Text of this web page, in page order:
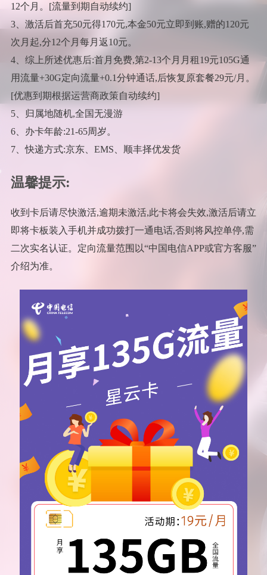
12个月。[流量到期自动续约]
3、激活后首充50元得170元,本金50元立即到账,赠的120元
次月起,分12个月每月返10元。
4、综上所述优惠后:首月免费,第2-13个月月租19元105G通
用流量+30G定向流量+0.1分钟通话,后恢复原套餐29元/月。
[优惠到期根据运营商政策自动续约]
5、归属地随机,全国无漫游
6、办卡年龄:21-65周岁。
7、快递方式:京东、EMS、顺丰择优发货
温馨提示:
收到卡后请尽快激活,逾期未激活,此卡将会失效,激活后请立
即将卡板装入手机并成功拨打一通电话,否则将风控单停,需
二次实名认证。定向流量范围以“中国电信APP或官方客服”
介绍为准。